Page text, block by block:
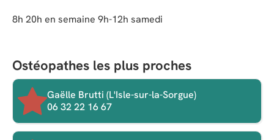
8h 20h en semaine 9h-12h samedi
Ostéopathes les plus proches
Gaëlle Brutti (L'Isle-sur-la-Sorgue)
06 32 22 16 67